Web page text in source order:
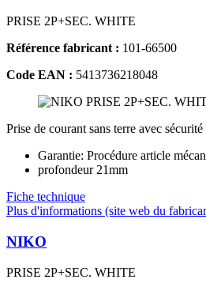
PRISE 2P+SEC. WHITE
Référence fabricant : 101-66500
Code EAN : 5413736218048
Prise de courant sans terre avec
Garantie: Procédure article
profondeur 21mm
Fiche technique
Plus d'informations (site web du
NIKO
PRISE 2P+SEC. WHITE